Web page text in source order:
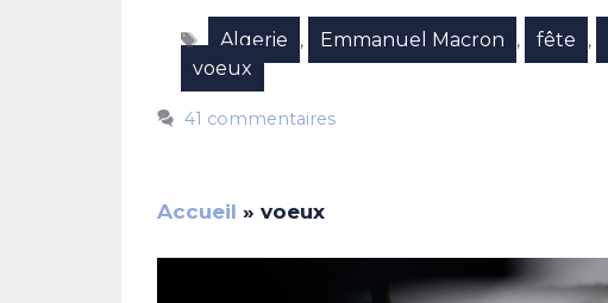
Étiquettes
Algerie , Emmanuel Macron , fête ,
voeux
41 commentaires
Accueil » voeux